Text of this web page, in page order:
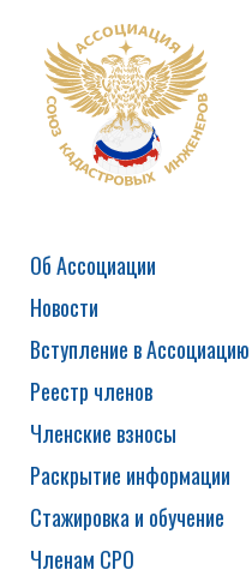
Об Ассоциации
Новости
Вступление в Ассоциацию
Реестр членов
Членские взносы
Раскрытие информации
Стажировка и обучение
Членам СРО